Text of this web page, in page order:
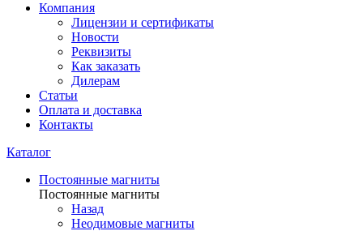
Компания
Лицензии и сертификаты
Новости
Реквизиты
Как заказать
Дилерам
Статьи
Оплата и доставка
Контакты
Каталог
Постоянные магниты
Постоянные магниты
Назад
Неодимовые магниты